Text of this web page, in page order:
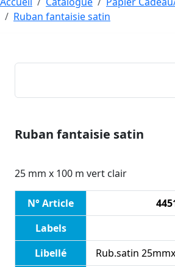
Ruban fantaisie satin
Ruban fantaisie satin
25 mm x 100 m vert clair
N° Article
Labels
Libellé
Rub.satin